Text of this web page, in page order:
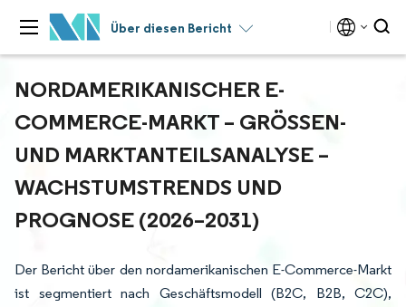
Über diesen Bericht
NORDAMERIKANISCHER E-
COMMERCE-MARKT – GRÖSSEN- U
ND MARKTANTEILSANALYSE – W
ACHSTUMSTRENDS UND P
ROGNOSE (2026–2031)
Der Bericht über den nordamerikanischen E-Commerce-Markt
ist segmentiert nach Geschäftsmodell (B2C, B2B, C2C),